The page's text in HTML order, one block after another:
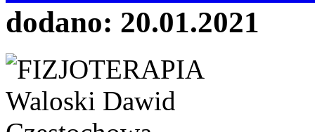
dodano: 20.01.2021